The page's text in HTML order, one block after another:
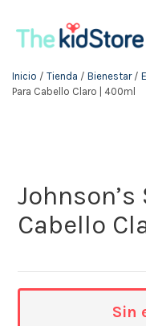
Inicio / Tienda / Bienestar/
Para Cabello Claro | 400ml
Cabello
Sin